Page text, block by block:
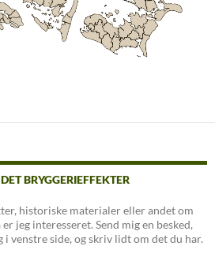
BRYGGERIEFFEKTER
historiske materialer eller andet om
jeg interesseret. Send mig en besked,
venstre side, og skriv lidt om det du har.